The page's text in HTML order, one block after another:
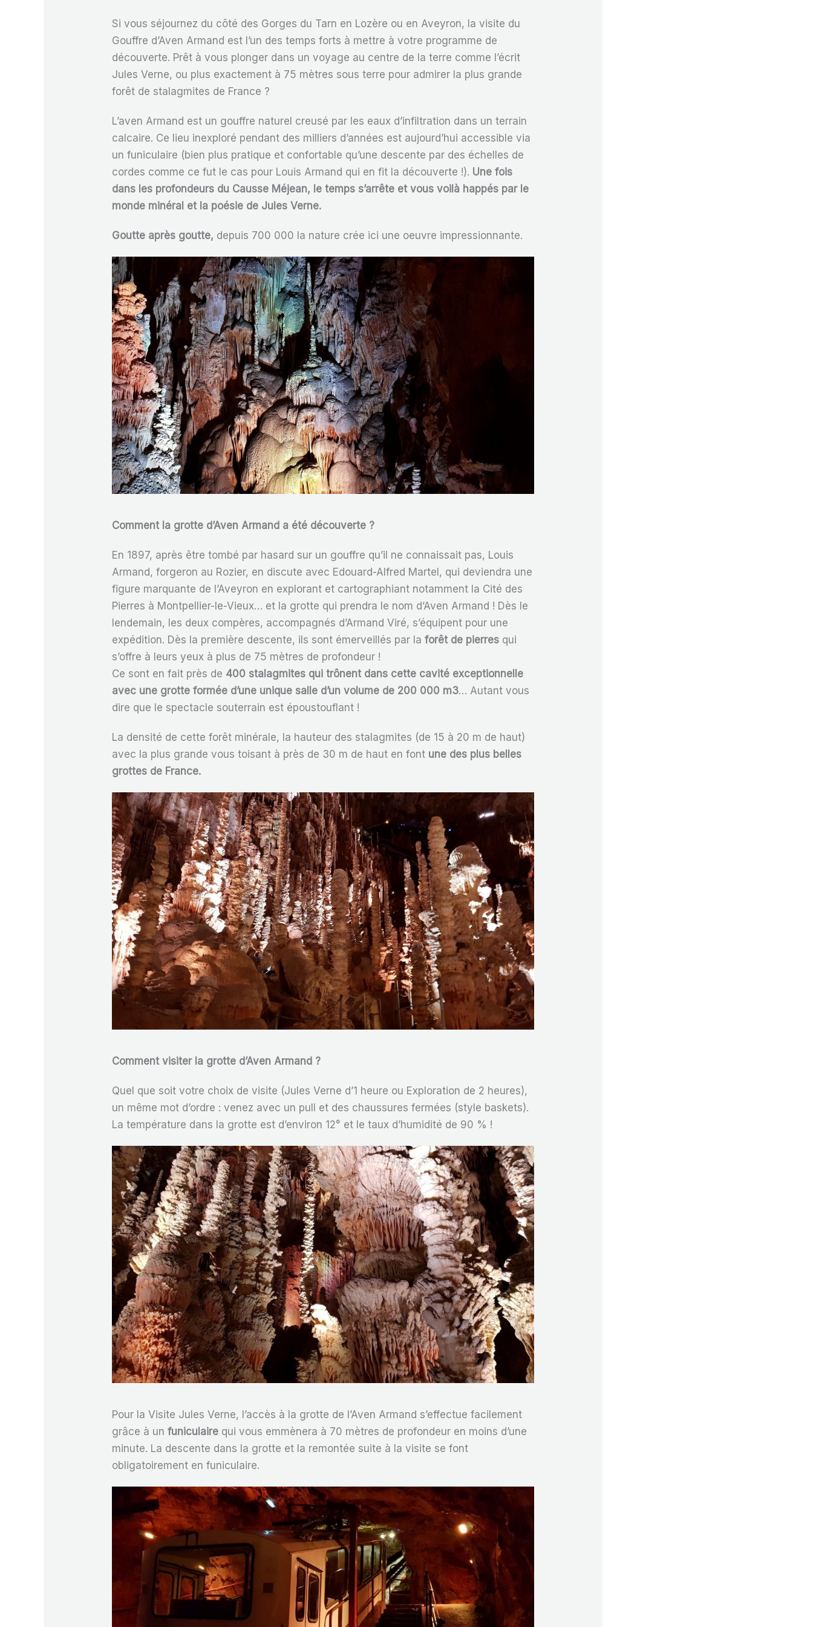
Si vous séjournez du côté des Gorges du Tarn en Lozère ou en Aveyron, la visite du
Gouffre d’Aven Armand est l’un des temps forts à mettre à votre programme de
découverte. Prêt à vous plonger dans un voyage au centre de la terre comme l’écrit
Jules Verne, ou plus exactement à 75 mètres sous terre pour admirer la plus grande
forêt de stalagmites de France ?
L’aven Armand est un gouffre naturel creusé par les eaux d’infiltration dans un terrain
calcaire. Ce lieu inexploré pendant des milliers d’années est aujourd’hui accessible via
un funiculaire (bien plus pratique et confortable qu’une descente par des échelles de
cordes comme ce fut le cas pour Louis Armand qui en fit la découverte !). Une fois
dans les profondeurs du Causse Méjean, le temps s’arrête et vous voilà happés par le
monde minéral et la poésie de Jules Verne.
Goutte après goutte, depuis 700 000 la nature crée ici une oeuvre impressionnante.
Comment la grotte d’Aven Armand a été découverte ?
En 1897, après être tombé par hasard sur un gouffre qu’il ne connaissait pas, Louis
Armand, forgeron au Rozier, en discute avec Edouard-Alfred Martel, qui deviendra une
figure marquante de l’Aveyron en explorant et cartographiant notamment la Cité des
Pierres à Montpellier-le-Vieux… et la grotte qui prendra le nom d’Aven Armand ! Dès le
lendemain, les deux compères, accompagnés d’Armand Viré, s’équipent pour une
expédition. Dès la première descente, ils sont émerveillés par la forêt de pierres qui
s’offre à leurs yeux à plus de 75 mètres de profondeur !
Ce sont en fait près de 400 stalagmites qui trônent dans cette cavité exceptionnelle
avec une grotte formée d’une unique salle d’un volume de 200 000 m3… Autant vous
dire que le spectacle souterrain est époustouflant !
La densité de cette forêt minérale, la hauteur des stalagmites (de 15 à 20 m de haut)
avec la plus grande vous toisant à près de 30 m de haut en font une des plus belles
grottes de France.
Comment visiter la grotte d’Aven Armand ?
Quel que soit votre choix de visite (Jules Verne d’1 heure ou Exploration de 2 heures),
un même mot d’ordre : venez avec un pull et des chaussures fermées (style baskets).
La température dans la grotte est d’environ 12° et le taux d’humidité de 90 % !
Pour la Visite Jules Verne, l’accès à la grotte de l’Aven Armand s’effectue facilement
grâce à unfuniculaire qui vous emmènera à 70 mètres de profondeur en moins d’une
minute. La descente dans la grotte et la remontée suite à la visite se font
obligatoirement en funiculaire.